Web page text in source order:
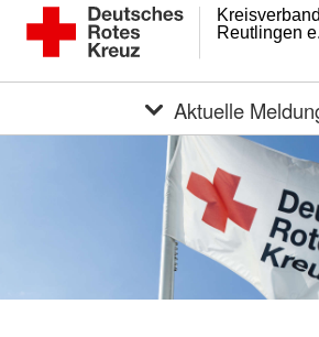
Reutlingen
Kreisverband
Aktuelle